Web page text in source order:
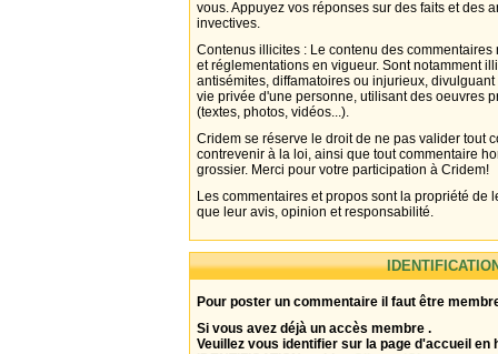
vous. Appuyez vos réponses sur des faits et des
invectives.
Contenus illicites : Le contenu des
et réglementations en vigueur. Sont notamment
antisémites, diffamatoires ou injurieux,
vie privée d'une personne, utilisant des oeuvres
(textes, photos, vidéos...).
Cridem se réserve le droit de ne pas valider tout
contrevenir à la loi, ainsi que tout commentaire
grossier. Merci pour votre participation à Cridem!
Les commentaires et propos sont la propriété de
que leur avis, opinion et responsabilité.
Pour poster un commentaire il faut être
Si vous avez déjà un accès membre .
Veuillez vous identifier sur la page d'accueil en